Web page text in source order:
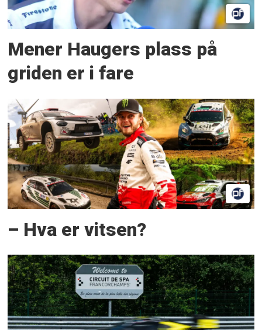
Mener Haugers plass på
griden er i fare
– Hva er vitsen?